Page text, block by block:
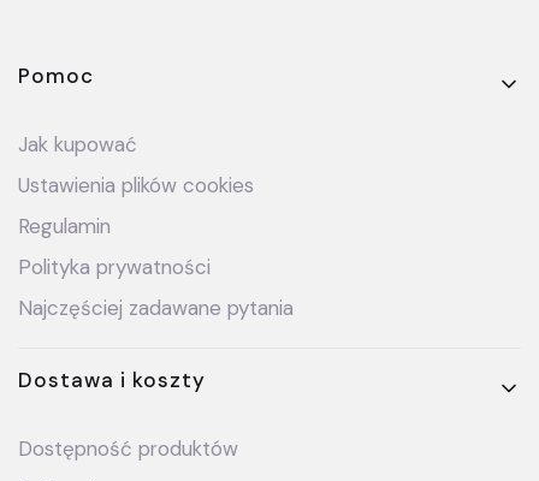
Linki w stopce
Pomoc
Jak kupować
Ustawienia plików cookies
Regulamin
Polityka prywatności
Najczęściej zadawane pytania
Dostawa i koszty
Dostępność produktów